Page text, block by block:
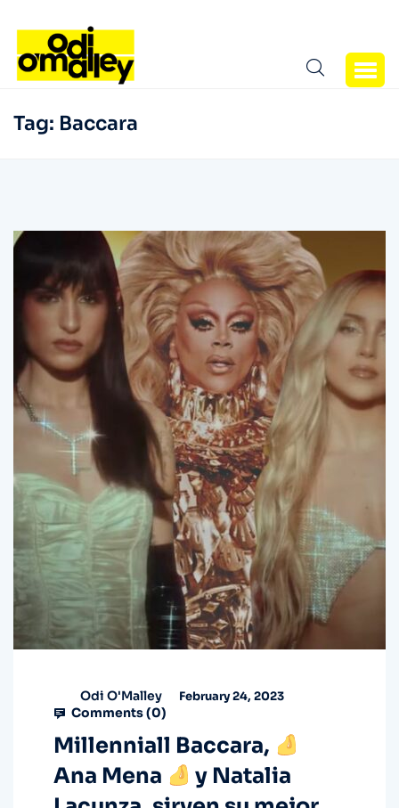
Tag: Baccara
Odi O'Malley February 24, 2023
Comments (0)
Millenniall Baccara,
Ana Mena
y Natalia